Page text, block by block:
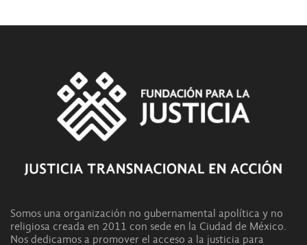
Somos una organización no gubernamental apolítica y no
religiosa creada en 2011 con sede en la Ciudad de México.
Nos dedicamos a promover el acceso a la justicia para